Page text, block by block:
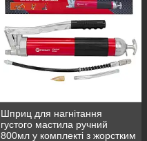
Шприц для нагнітання
густого мастила ручний
800мл у комплекті з жорстким